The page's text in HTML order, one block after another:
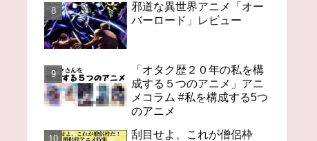
邪道な異世界アニメ「オー
バーロード」レビュー
「オタク歴２０年の私を構
成する５つのアニメ」アニ
メコラム #私を構成する5つ
のアニメ
刮目せよ、これが僧侶枠